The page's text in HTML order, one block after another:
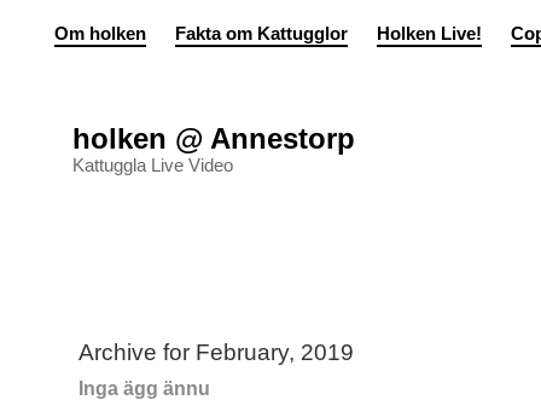
Om holken Fakta om Kattugglor Holken Live!
holken @ Annestorp
Kattuggla Live Video
Archive for February, 2019
Inga ägg ännu